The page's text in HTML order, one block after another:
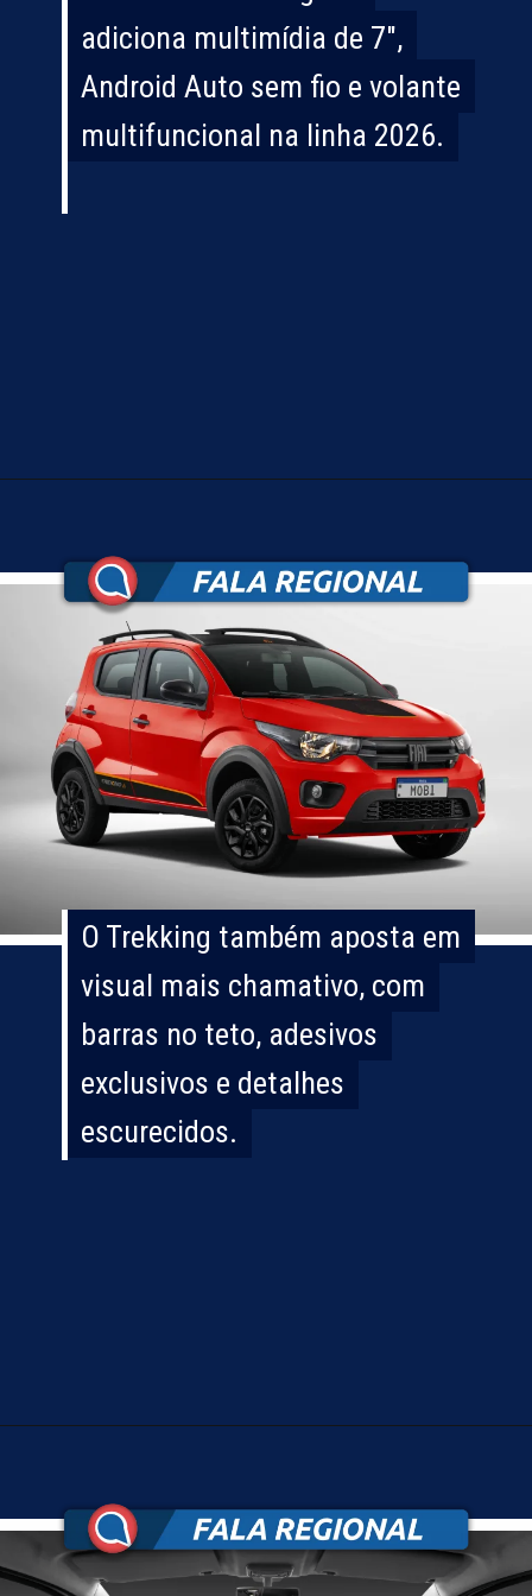
adiciona multimídia de 7",
Android Auto sem fio e volante
multifuncional na linha 2026.
adiciona multimídia de 7",
Android Auto sem fio e volante
multifuncional na linha 2026.
O Trekking também aposta em
visual mais chamativo, com
barras no teto, adesivos
exclusivos e detalhes
escurecidos.
O Trekking também aposta em
visual mais chamativo, com
barras no teto, adesivos
exclusivos e detalhes
escurecidos.